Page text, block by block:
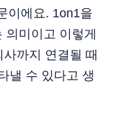
이에요. 1on1을
의미이고 이렇게
까지 연결될 때
낼 수 있다고 생